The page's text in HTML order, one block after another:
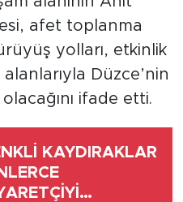
afet toplanma
yolları, etkinlik
Düzce’nin
ifade etti.
KAYDIRAKLAR